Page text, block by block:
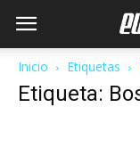
Inicio Etiquetas
Etiqueta: